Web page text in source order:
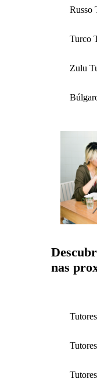
Russo
Turco
Zulu
nas